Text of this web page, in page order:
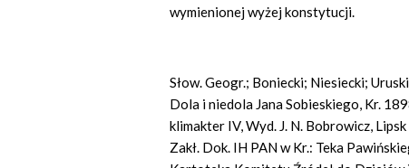
wymienionej wyżej konstytucji.
Słow. Geogr.; Boniecki; Niesiecki;
Dola i niedola Jana Sobieskiego, Kr.
klimakter IV, Wyd. J. N. Bobrowicz,
Zakł. Dok. IH PAN w Kr.: Teka